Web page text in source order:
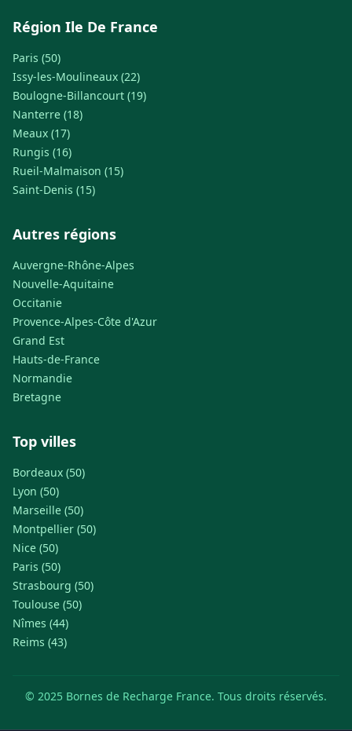
Région Ile De France
Paris (50)
Issy-les-Moulineaux (22)
Boulogne-Billancourt (19)
Nanterre (18)
Meaux (17)
Rungis (16)
Rueil-Malmaison (15)
Saint-Denis (15)
Autres régions
Auvergne-Rhône-Alpes
Nouvelle-Aquitaine
Occitanie
Provence-Alpes-Côte d'Azur
Grand Est
Hauts-de-France
Normandie
Bretagne
Top villes
Bordeaux (50)
Lyon (50)
Marseille (50)
Montpellier (50)
Nice (50)
Paris (50)
Strasbourg (50)
Toulouse (50)
Nîmes (44)
Reims (43)
© 2025 Bornes de Recharge France. Tous droits réservés.